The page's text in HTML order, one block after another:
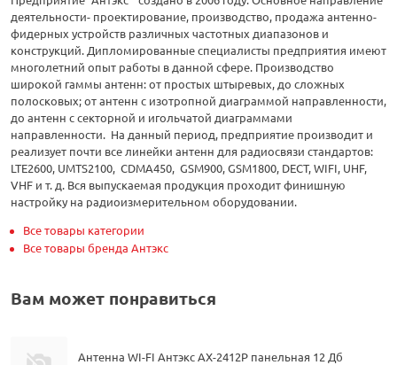
деятельности- проектирование, производство, продажа антенно-
фидерных устройств различных частотных диапазонов и
конструкций. Дипломированные специалисты предприятия имеют
многолетний опыт работы в данной сфере. Производство
широкой гаммы антенн: от простых штыревых, до сложных
полосковых; от антенн с изотропной диаграммой направленности,
до антенн с секторной и игольчатой диаграммами
направленности. На данный период, предприятие производит и
реализует почти все линейки антенн для радиосвязи стандартов:
LTE2600, UMTS2100, CDMA450, GSM900, GSM1800, DECT, WIFI, UHF,
VHF и т. д. Вся выпускаемая продукция проходит финишную
настройку на радиоизмерительном оборудовании.
Все товары категории
Все товары бренда Антэкс
Вам может понравиться
Антенна WI-FI Антэкс AX-2412P панельная 12 Дб